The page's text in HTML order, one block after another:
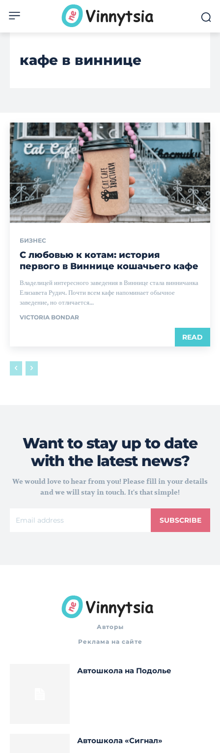
кафе в виннице
БИЗНЕС
С любовью к котам: история
первого в Виннице кошачьего кафе
Владелицей интересного заведения в Виннице стала винничанка
Елизавета Рудич. Почти всем кафе напоминает обычное
заведение, но отличается...
VICTORIA BONDAR
READ
Want to stay up to date
with the latest news?
We would love to hear from you! Please fill in your details
and we will stay in touch. It's that simple!
SUBSCRIBE
Авторы
Реклама на сайте
Автошкола на Подолье
Автошкола «Сигнал»